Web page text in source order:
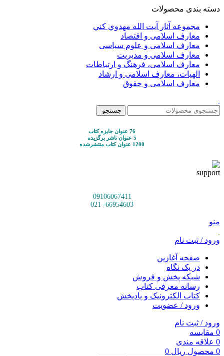
دسته بندی محصولات
مجموعه آثار آيت الله مهدوي كني
معارف اسلامی و اقتصاد
معارف اسلامی و علوم سیاسی
معارف اسلامی و مدیریت
معارف اسلامی، فرهنگ و ارتباطات
الهیات، معارف اسلامی و ارشاد
معارف اسلامی و حقوق
جستجو
76 عنوان جایزه کتاب
5 عنوان ناشر برگزیده
1200 عنوان کتاب منتشرشده
09106067411
66954603- 021
منو
ورود / ثبت نام
صفحه آغازین
در یک نگاه
شبکه پخش و فروش
رسانه معرفی کتاب
کتاب الکترونیک و پادپخش
ورود / عضویت
ورود / ثبت نام
0 مقایسه
0 علاقه مندی
0 محصول ریال